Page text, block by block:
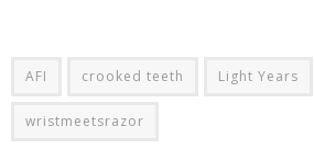
AFI crooked teeth Light Years
wristmeetsrazor